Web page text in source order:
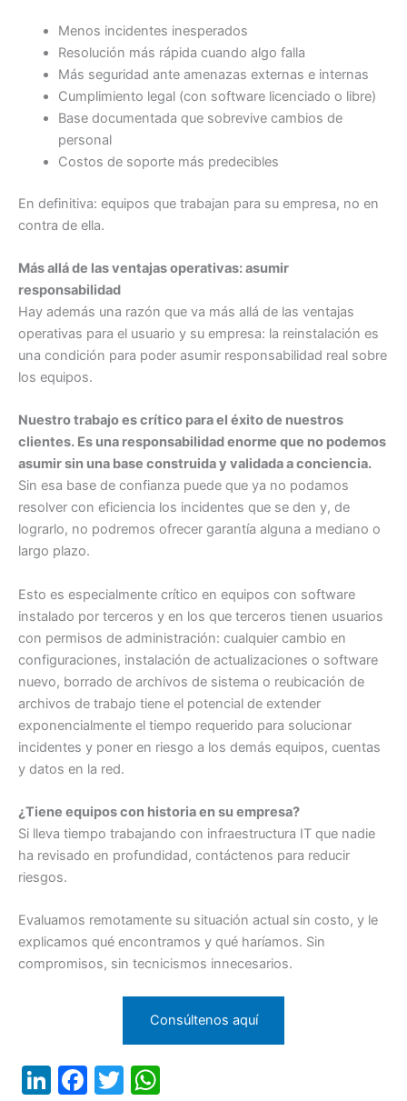
Menos incidentes inesperados
Resolución más rápida cuando algo falla
Más seguridad ante amenazas externas e internas
Cumplimiento legal (con software licenciado o libre)
Base documentada que sobrevive cambios de
personal
Costos de soporte más predecibles
En definitiva: equipos que trabajan para su empresa, no en
contra de ella.
Más allá de las ventajas operativas: asumir
responsabilidad
Hay además una razón que va más allá de las ventajas
operativas para el usuario y su empresa: la reinstalación es
una condición para poder asumir responsabilidad real sobre
los equipos.
Nuestro trabajo es crítico para el éxito de nuestros
clientes. Es una responsabilidad enorme que no podemos
asumir sin una base construida y validada a conciencia.
Sin esa base de confianza puede que ya no podamos
resolver con eficiencia los incidentes que se den y, de
lograrlo, no podremos ofrecer garantía alguna a mediano o
largo plazo.
Esto es especialmente crítico en equipos con software
instalado por terceros y en los que terceros tienen usuarios
con permisos de administración: cualquier cambio en
configuraciones, instalación de actualizaciones o software
nuevo, borrado de archivos de sistema o reubicación de
archivos de trabajo tiene el potencial de extender
exponencialmente el tiempo requerido para solucionar
incidentes y poner en riesgo a los demás equipos, cuentas
y datos en la red.
¿Tiene equipos con historia en su empresa?
Si lleva tiempo trabajando con infraestructura IT que nadie
ha revisado en profundidad, contáctenos para reducir
riesgos.
Evaluamos remotamente su situación actual sin costo, y le
explicamos qué encontramos y qué haríamos. Sin
compromisos, sin tecnicismos innecesarios.
Consúltenos aquí
Li F
T